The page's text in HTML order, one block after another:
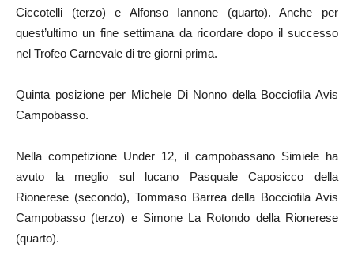
Ciccotelli (terzo) e Alfonso Iannone (quarto). Anche per
quest’ultimo un fine settimana da ricordare dopo il successo
nel Trofeo Carnevale di tre giorni prima.
Quinta posizione per Michele Di Nonno della Bocciofila Avis
Campobasso.
Nella competizione Under 12, il campobassano Simiele ha
avuto la meglio sul lucano Pasquale Caposicco della
Rionerese (secondo), Tommaso Barrea della Bocciofila Avis
Campobasso (terzo) e Simone La Rotondo della Rionerese
(quarto).